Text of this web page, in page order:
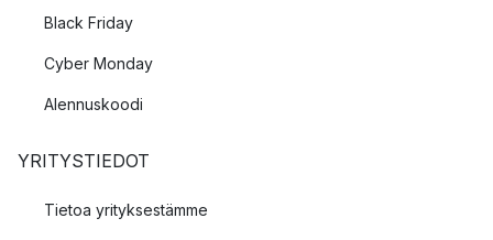
Black Friday
Cyber Monday
Alennuskoodi
YRITYSTIEDOT
Tietoa yrityksestämme